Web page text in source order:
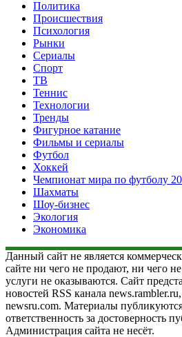
Политика
Происшествия
Психология
Рынки
Сериалы
Спорт
ТВ
Теннис
Технологии
Тренды
Фигурное катание
Фильмы и сериалы
Футбол
Хоккей
Чемпионат мира по футболу
Шахматы
Шоу-бизнес
Экология
Экономика
Данный сайт не является
сайте ни чего не продают, ни чего
услуги не оказываются. Сайт
новостей RSS канала
newsru.com. Материалы
ответственность за достоверность
Администрация сайта не несёт.